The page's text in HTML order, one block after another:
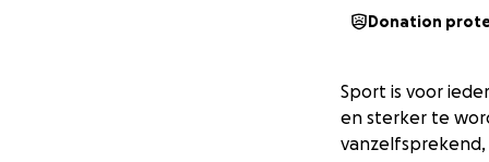
Donation
Sport is voor
en sterker te
vanzelfsprekend,